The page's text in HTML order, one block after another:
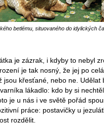
betlému, situovaného do idylických
je zázrak, i kdyby to nebyl
je tak nosný, že jej po
jsou křesťané, nebo ne. Udělat
lákadlo: kdo by si
je u nás i ve světě pořád
práce: postavičky u
rozdělit.